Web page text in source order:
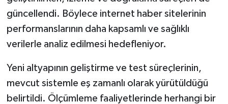
güncellendi. Böylece internet haber sitelerinin
performanslarının daha kapsamlı ve sağlıklı
verilerle analiz edilmesi hedefleniyor.
Yeni altyapının geliştirme ve test süreçlerinin,
mevcut sistemle eş zamanlı olarak yürütüldüğü
belirtildi. Ölçümleme faaliyetlerinde herhangi bir